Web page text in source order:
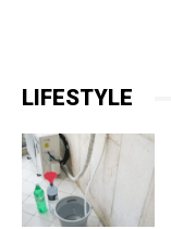
LIFESTYLE